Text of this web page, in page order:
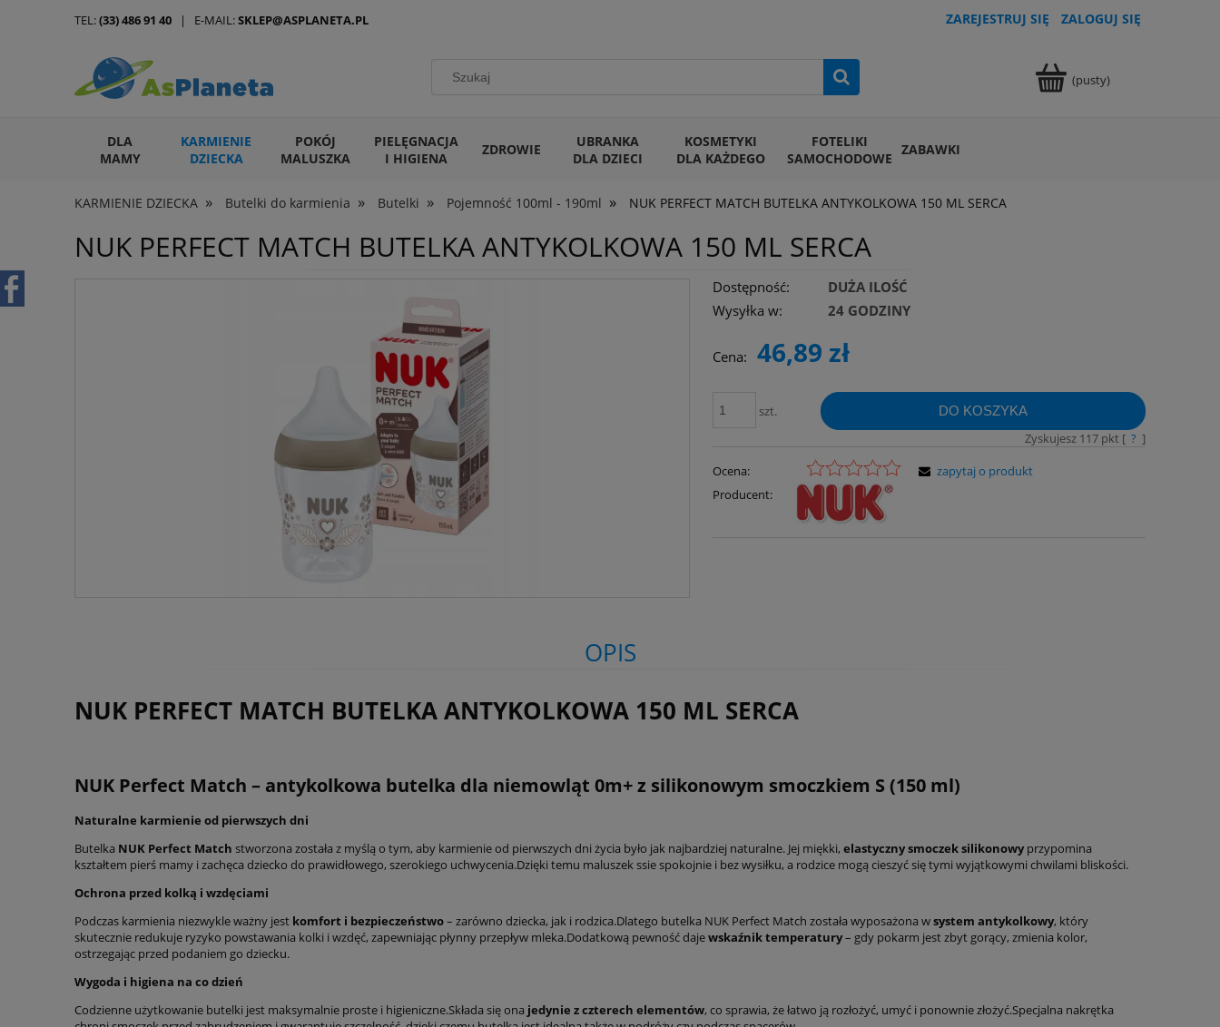
ZAREJESTRUJ SIĘ ZALOGUJ SIĘ
(pusty)
DLA
MAMY
KARMIENIE
DZIECKA
POKÓJ
MALUSZKA
PIELĘGNACJA
I HIGIENA
ZDROWIE
UBRANKA
DLA DZIECI
KOSMETYKI
DLA KAŻDEGO
FOTELIKI
SAMOCHODOWE ZABAWKI
ARTYKUŁY DLA ZWIERZĄT
KARMIENIE DZIECKA » Butelki do karmienia » Butelki » Pojemność 100ml - 190ml » NUK PERFECT MATCH BUTELKA ANTYKOLKOWA 150 ML SERCA
TEL:(33) 486 91 40 | E-MAIL:SKLEP@ASPLANETA.PL
NUK PERFECT MATCH BUTELKA ANTYKOLKOWA 150 ML SERCA
Dostępność:
DUŻA ILOŚĆ
Wysyłka w:
24 GODZINY
Cena: 46,89 zł
szt. DO KOSZYKA
Zyskujesz 117pkt [ ? ]
Ocena:
Producent:
zapytaj o produkt
OPIS
NUK PERFECT MATCH BUTELKA ANTYKOLKOWA 150 ML SERCA
NUK Perfect Match – antykolkowa butelka dla niemowląt 0m+ z silikonowym smoczkiem S (150 ml)
Naturalne karmienie od pierwszych dni
Butelka NUK Perfect Match stworzona została z myślą o tym, aby karmienie od pierwszych dni życia było jak najbardziej naturalne. Jej miękki, elastyczny smoczek silikonowyprzypomina
kształtem pierś mamy i zachęca dziecko do prawidłowego, szerokiego uchwycenia.Dzięki temu maluszek ssie spokojnie i bez wysiłku, a rodzice mogą cieszyć się tymi wyjątkowymi chwilami bliskości.
Ochrona przed kolką i wzdęciami
Podczas karmienia niezwykle ważny jest komfort i bezpieczeństwo– zarówno dziecka, jak i rodzica.Dlatego butelka NUK Perfect Match została wyposażona wsystem antykolkowy, który
skutecznie redukuje ryzyko powstawania kolki i wzdęć, zapewniając płynny przepływ mleka.Dodatkową pewność dajewskaźnik temperatury– gdy pokarm jest zbyt gorący, zmienia kolor,
ostrzegając przed podaniem go dziecku.
Wygoda i higiena na co dzień
Codzienne użytkowanie butelki jest maksymalnie proste i higieniczne.Składa się ona jedynie z czterech elementów, co sprawia, że łatwo ją rozłożyć, umyć i ponownie złożyć.Specjalna nakrętka